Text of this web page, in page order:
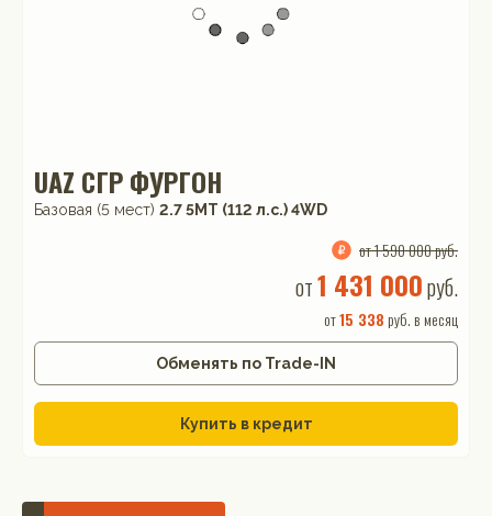
UAZ СГР ФУРГОН
Базовая (5 мест) 2.7 5MT (112 л.с.) 4WD
от 1 590 000 руб.
от1 431 000руб.
от15 338 руб. в месяц
Обменять по Trade-IN
Купить в кредит